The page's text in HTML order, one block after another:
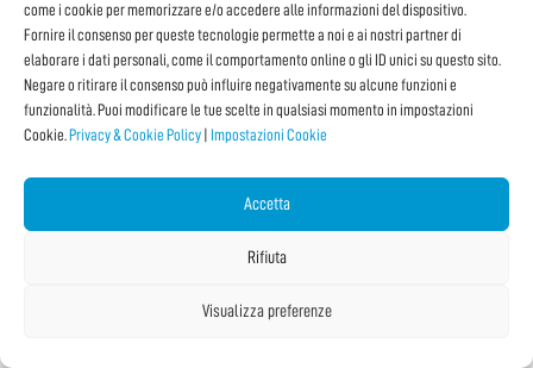
come i cookie per memorizzare e/o accedere alle informazioni del dispositivo.
Fornire il consenso per queste tecnologie permette a noi e ai nostri partner di
elaborare i dati personali, come il comportamento online o gli ID unici su questo sito.
Negare o ritirare il consenso può influire negativamente su alcune funzioni e
funzionalità. Puoi modificare le tue scelte in qualsiasi momento in impostazioni
Cookie. Privacy & Cookie Policy Impostazioni Cookie
Accetta
Rifiuta
Visualizza preferenze